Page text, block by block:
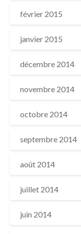
février 2015
janvier 2015
décembre 2014
novembre 2014
octobre 2014
septembre 2014
août 2014
juillet 2014
juin 2014